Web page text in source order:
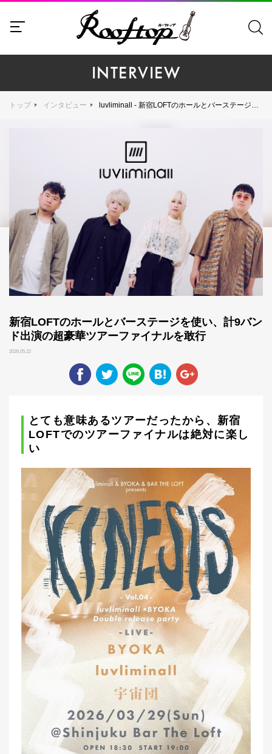
INTERVIEW
トップ インタビュー luvliminall - 新宿LOFTのホールとバーステージを使い、計9バンド出演の超豪華ツアーファイナルを敢行
新宿LOFTのホールとバーステージを使い、計9バン
ド出演の超豪華ツアーファイナルを敢行
2026.05.22
とても意味あるツアーだったから、新宿
LOFTでのツアーファイナルは絶対に楽し
い